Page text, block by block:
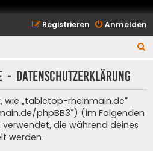
Anmelden
Registrieren
h
- Datenschutzerklärung
wie „tabletop-rheinmain.de“
phpBB3“) (im Folgenden
verwendet, die während deines
werden.